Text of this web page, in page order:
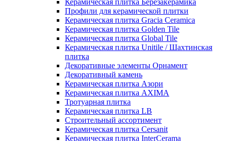
Профили для керамической плитки
Керамическая плитка Gracia Ceramica
Керамическая плитка Golden Tile
Керамическая плитка Global Tile
Керамическая плитка Unitile / Шахтинская
плитка
Декоративные элементы Орнамент
Декоративный камень
Керамическая плитка Азори
Керамическая плитка AXIMA
Тротуарная плитка
Керамическая плитка LB
Строительный ассортимент
Керамическая плитка Cersanit
Керамическая плитка InterCerama